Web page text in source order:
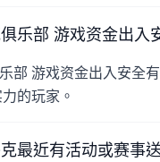
乐部 游戏资金出入
部 游戏资金出入安全
的玩家。
最近有活动或赛事